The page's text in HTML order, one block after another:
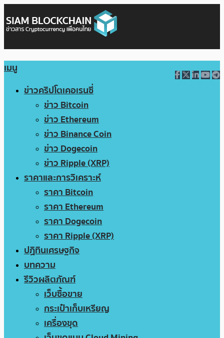
เมนู
ข่าวคริปโตเคอเรนซี่
ข่าว Bitcoin
ข่าว Ethereum
ข่าว Binance Coin
ข่าว Dogecoin
ข่าว Ripple (XRP)
ราคาและการวิเคราะห์
ราคา Bitcoin
ราคา Ethereum
ราคา Dogecoin
ราคา Ripple (XRP)
ปฏิทินเศรษฐกิจ
บทความ
รีวิวผลิตภัณฑ์
เว็บซื้อขาย
กระเป๋าเก็บเหรียญ
เครื่องขุด